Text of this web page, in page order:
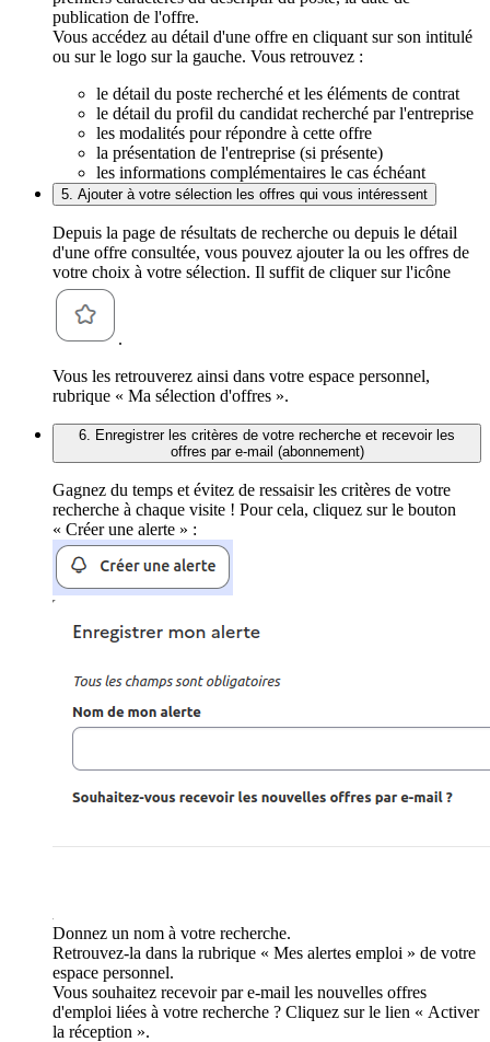
publication de l'offre.
Vous accédez au détail d'une offre en cliquant sur son intitulé
ou sur le logo sur la gauche. Vous retrouvez :
le détail du poste recherché et les éléments de contrat
le détail du profil du candidat recherché par l'entreprise
les modalités pour répondre à cette offre
la présentation de l'entreprise (si présente)
les informations complémentaires le cas échéant
5. Ajouter à votre sélection les offres qui vous intéressent
Depuis la page de résultats de recherche ou depuis le détail
d'une offre consultée, vous pouvez ajouter la ou les offres de
votre choix à votre sélection. Il suffit de cliquer sur l'icône
.
Vous les retrouverez ainsi dans votre espace personnel,
rubrique « Ma sélection d'offres ».
6. Enregistrer les critères de votre recherche et recevoir les
offres par e-mail (abonnement)
Gagnez du temps et évitez de ressaisir les critères de votre
recherche à chaque visite ! Pour cela, cliquez sur le bouton
« Créer une alerte » :
Donnez un nom à votre recherche.
Retrouvez-la dans la rubrique « Mes alertes emploi » de votre
espace personnel.
Vous souhaitez recevoir par e-mail les nouvelles offres
d'emploi liées à votre recherche ? Cliquez sur le lien « Activer
la réception ».